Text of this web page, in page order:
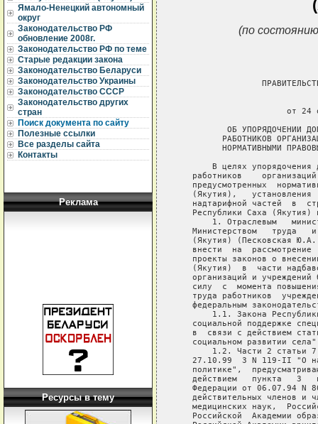
Ямало-Ненецкий автономный
округ
Законодательство РФ
обновление 2008г.
Законодательство РФ по теме
Старые редакции закона
Законодательство Беларуси
Законодательство Украины
Законодательство СССР
Законодательство других
стран
Поиск документа по сайту
Полезные ссылки
Все разделы сайта
Контакты
Реклама
Ресурсы в тему
(по